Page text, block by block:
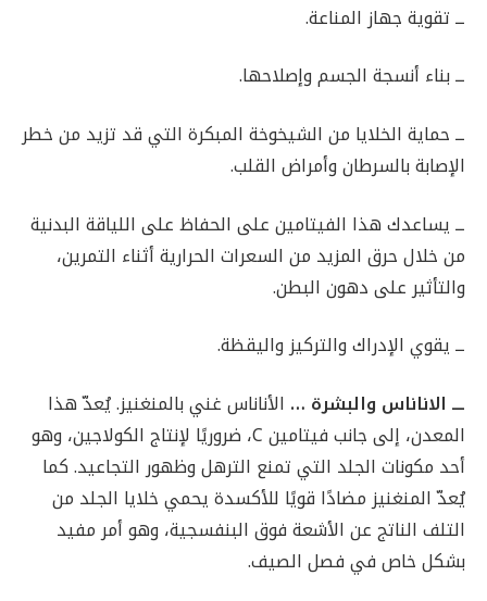
ــ تقوية جهاز المناعة.
ــ بناء أنسجة الجسم وإصلاحها.
ــ حماية الخلايا من الشيخوخة المبكرة التي قد تزيد من خطر
الإصابة بالسرطان وأمراض القلب.
ــ يساعدك هذا الفيتامين على الحفاظ على اللياقة البدنية
من خلال حرق المزيد من السعرات الحرارية أثناء التمرين،
والتأثير على دهون البطن.
ــ يقوي الإدراك والتركيز واليقظة.
ـــ الاناناس والبشرة … الأناناس غني بالمنغنيز. يُعدّ هذا
المعدن، إلى جانب فيتامين C، ضروريًا لإنتاج الكولاجين، وهو
أحد مكونات الجلد التي تمنع الترهل وظهور التجاعيد. كما
يُعدّ المنغنيز مضادًا قويًا للأكسدة يحمي خلايا الجلد من
التلف الناتج عن الأشعة فوق البنفسجية، وهو أمر مفيد
بشكل خاص في فصل الصيف.